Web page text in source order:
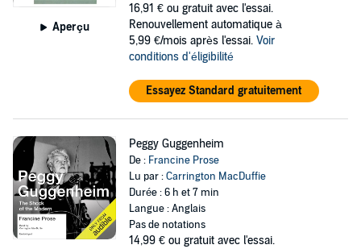
Aperçu
16,91 € ou gratuit avec l'essai.
Renouvellement automatique à
5,99 €/mois après l'essai. Voir
conditions d'éligibilité
Essayez Standard gratuitement
Peggy Guggenheim
De : Francine Prose
Lu par :Carrington MacDuffie
Durée : 6 h et 7 min
Langue : Anglais
Pas de notations
14,99 € ou gratuit avec l'essai.